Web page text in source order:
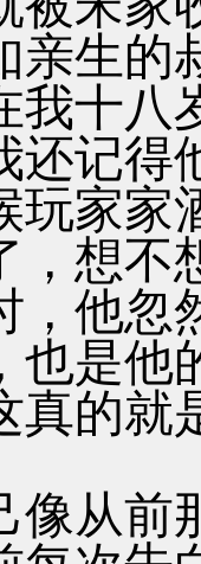
亲生的
我十八
还记得
玩家
，想
，他忽
也是他
真的就
像从前